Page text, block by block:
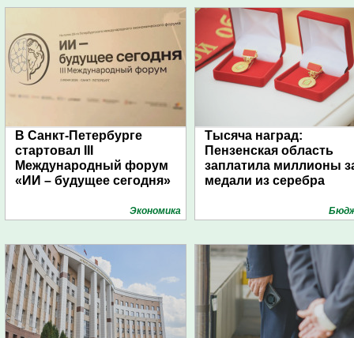
В Санкт-Петербурге
стартовал III
Международный форум
«ИИ – будущее сегодня»
Экономика
Тысяча наград:
Пензенская область
заплатила миллионы
медали из серебра